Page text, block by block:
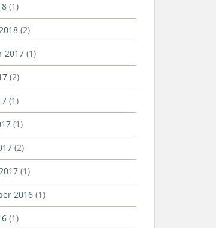
(1)
(2)
2017 (1)
(2)
(1)
(1)
(2)
(1)
2016 (1)
(1)